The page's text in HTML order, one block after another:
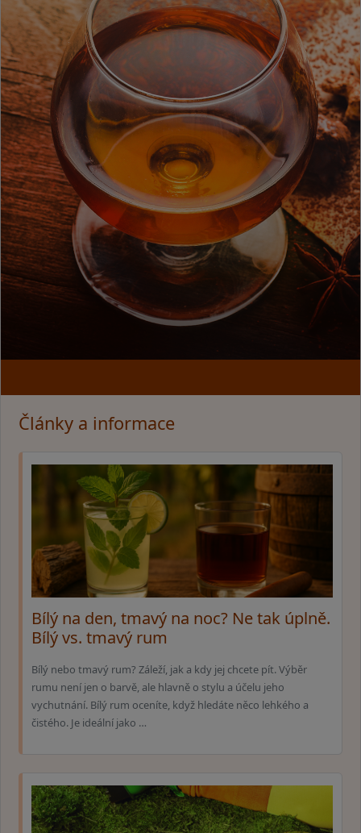
Články a informace
Bílý na den, tmavý na noc? Ne tak úplně.
Bílý vs. tmavý rum
Bílý nebo tmavý rum? Záleží, jak a kdy jej chcete pít. Výběr
rumu není jen o barvě, ale hlavně o stylu a účelu jeho
vychutnání. Bílý rum oceníte, když hledáte něco lehkého a
čistého. Je ideální jako …